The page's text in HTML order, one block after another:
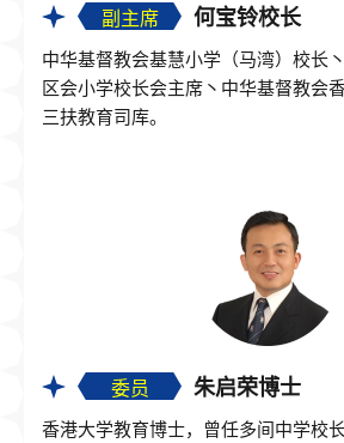
副主席 何宝铃校长
中华基督教会基慧小学（马湾）校长
区会小学校长会主席丶中华基督教会
三扶教育司库。
委员 朱启荣博士
香港大学教育博士，曾任多间中学校